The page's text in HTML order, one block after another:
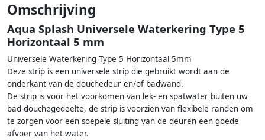
Omschrijving
Aqua Splash Universele Waterkering Type 5
Horizontaal 5 mm
Universele Waterkering Type 5 Horizontaal 5mm
Deze strip is een universele strip die gebruikt wordt aan de
onderkant van de douchedeur en/of badwand.
De strip is voor het voorkomen van lek- en spatwater buiten uw
bad-douchegedeelte, de strip is voorzien van flexibele randen om
te zorgen voor een soepele sluiting van de deuren een goede
afvoer van het water.